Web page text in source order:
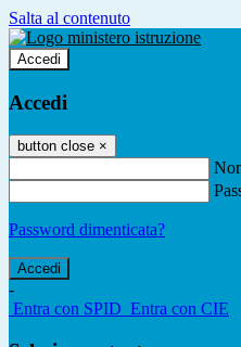
Salta al contenuto
Accedi
Accedi
button close ×
Password dimenticata?
-
Entra con SPID Entra con CIE